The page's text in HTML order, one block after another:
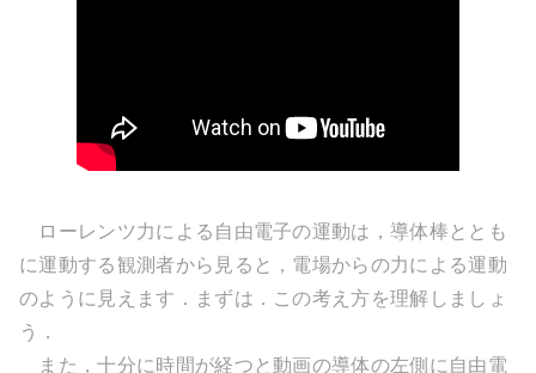
ローレンツ力による自由電子の運動は，導体棒ととも
に運動する観測者から見ると，電場からの力による運動
のように見えます．まずは．この考え方を理解しましょ
う．
また，十分に時間が経つと動画の導体の左側に自由電